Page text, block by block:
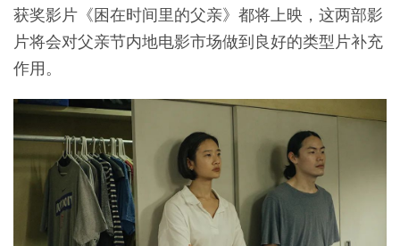
获奖影片《困在时间里的父亲》都将上映，这两部影
片将会对父亲节内地电影市场做到良好的类型片补充
作用。